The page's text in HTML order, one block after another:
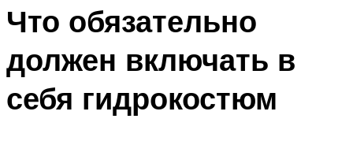
Что обязательно
должен включать в
себя гидрокостюм